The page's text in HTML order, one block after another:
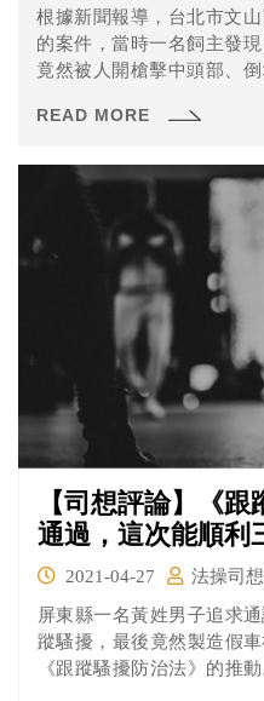
根據新聞報導，台北市文
的案件，當時一名飼主發
竟然被人開槍擊中頭部、
虐貓後還去附近的公園射
嗎？來看看法操的分析。
READ MORE
【司想評論】《
通過，這次能順利
2021-04-27
法操司
屏東縣一名黃姓男子追求
蹤騷擾，最後竟然製造假
《跟蹤騷擾防治法》的推